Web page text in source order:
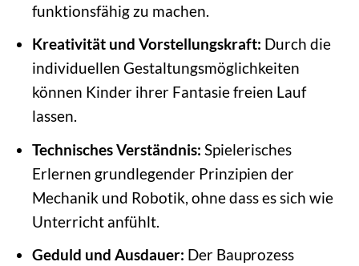
funktionsfähig zu machen.
Kreativität und Vorstellungskraft: Durch die
individuellen Gestaltungsmöglichkeiten
können Kinder ihrer Fantasie freien Lauf
lassen.
Technisches Verständnis: Spielerisches
Erlernen grundlegender Prinzipien der
Mechanik und Robotik, ohne dass es sich wie
Unterricht anfühlt.
Geduld und Ausdauer: Der Bauprozess